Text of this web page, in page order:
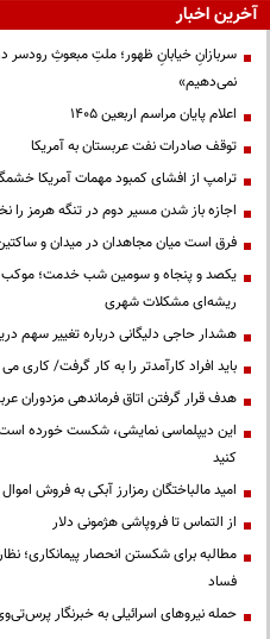
آخرین اخبار
سربازانِ خیابانِ ظهور؛ ملتِ مبعوثِ رودسر
نمی‌دهیم»
اعلام پایان مراسم اربعین ۱۴۰۵
توقف صادرات نفت عربستان به آمریکا
ترامپ از افشای کمبود مهمات آمریکا
اجازه باز شدن مسیر دوم در تنگه هرمز را
فرق است میان مجاهدان در میدان و
یکصد و پنجاه و سومین شب خدمت؛ موکب
ریشه‌ای مشکلات شهری
هشدار حاجی دلیگانی درباره تغییر سهم
باید افراد کارآمدتر را به کار گرفت/
هدف قرار گرفتن اتاق‌ فرماندهی مزدوران
این دیپلماسی نمایشی، شکست خورده
کنید
امید مالباختگان رمزارز آبکی به فروش
از التماس تا فروپاشی هژمونی دلار
مطالبه برای شکستن انحصار پیمانکاری؛
فساد
حمله نیروهای اسرائیلی به خبرنگار